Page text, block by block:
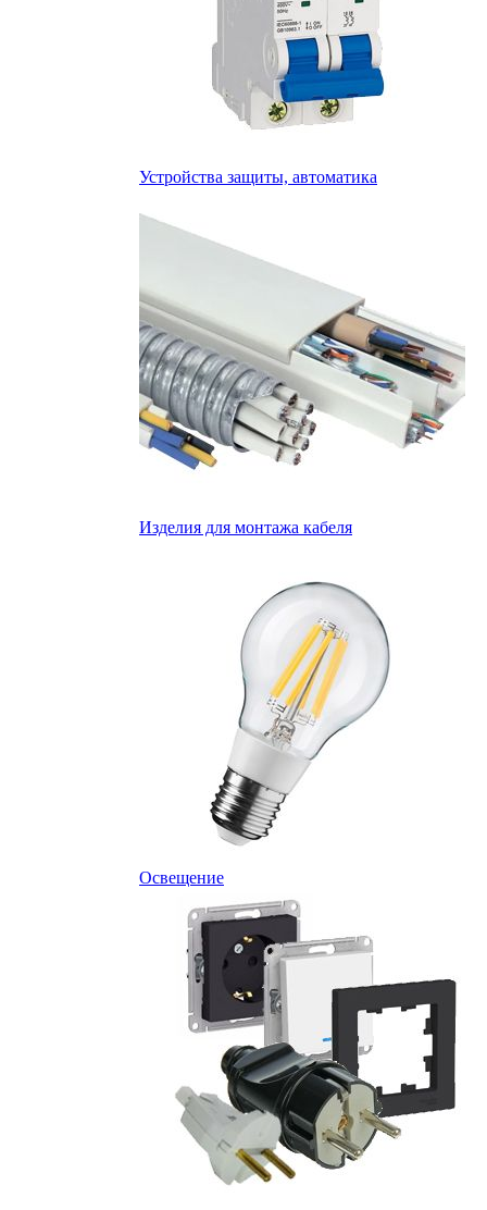
Устройства защиты, автоматика
Изделия для монтажа кабеля
Освещение